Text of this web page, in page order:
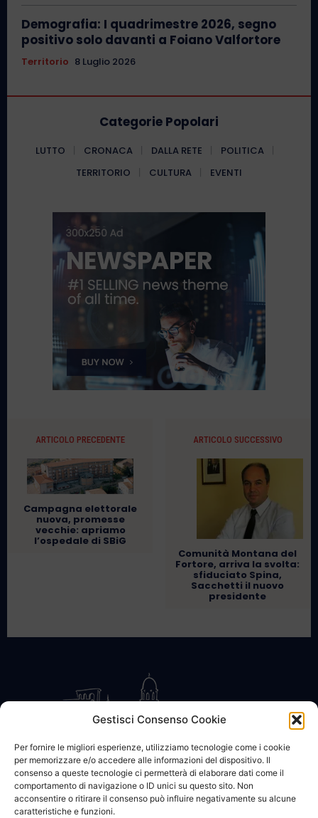
Gestisci Consenso Cookie
Per fornire le migliori esperienze, utilizziamo tecnologie come i cookie
per memorizzare e/o accedere alle informazioni del dispositivo. Il
consenso a queste tecnologie ci permetterà di elaborare dati come il
comportamento di navigazione o ID unici su questo sito. Non
acconsentire o ritirare il consenso può influire negativamente su alcune
caratteristiche e funzioni.
Demografia: I quadrimestre 2026, segno
positivo solo davanti a Foiano Valfortore
Territorio 8 Luglio 2026
Categorie Popolari
LUTTO CRONACA DALLA RETE
POLITICA
TERRITORIO
CULTURA EVENTI
ARTICOLO PRECEDENTE
Campagna elettorale
nuova, promesse
vecchie: apriamo
l’ospedale di SBiG
ARTICOLO SUCCESSIVO
Comunità Montana del
Fortore, arriva la svolta:
sfiduciato Spina,
Sacchetti il nuovo
presidente
CONTATTACI COOKIE POLICY PRIVACY